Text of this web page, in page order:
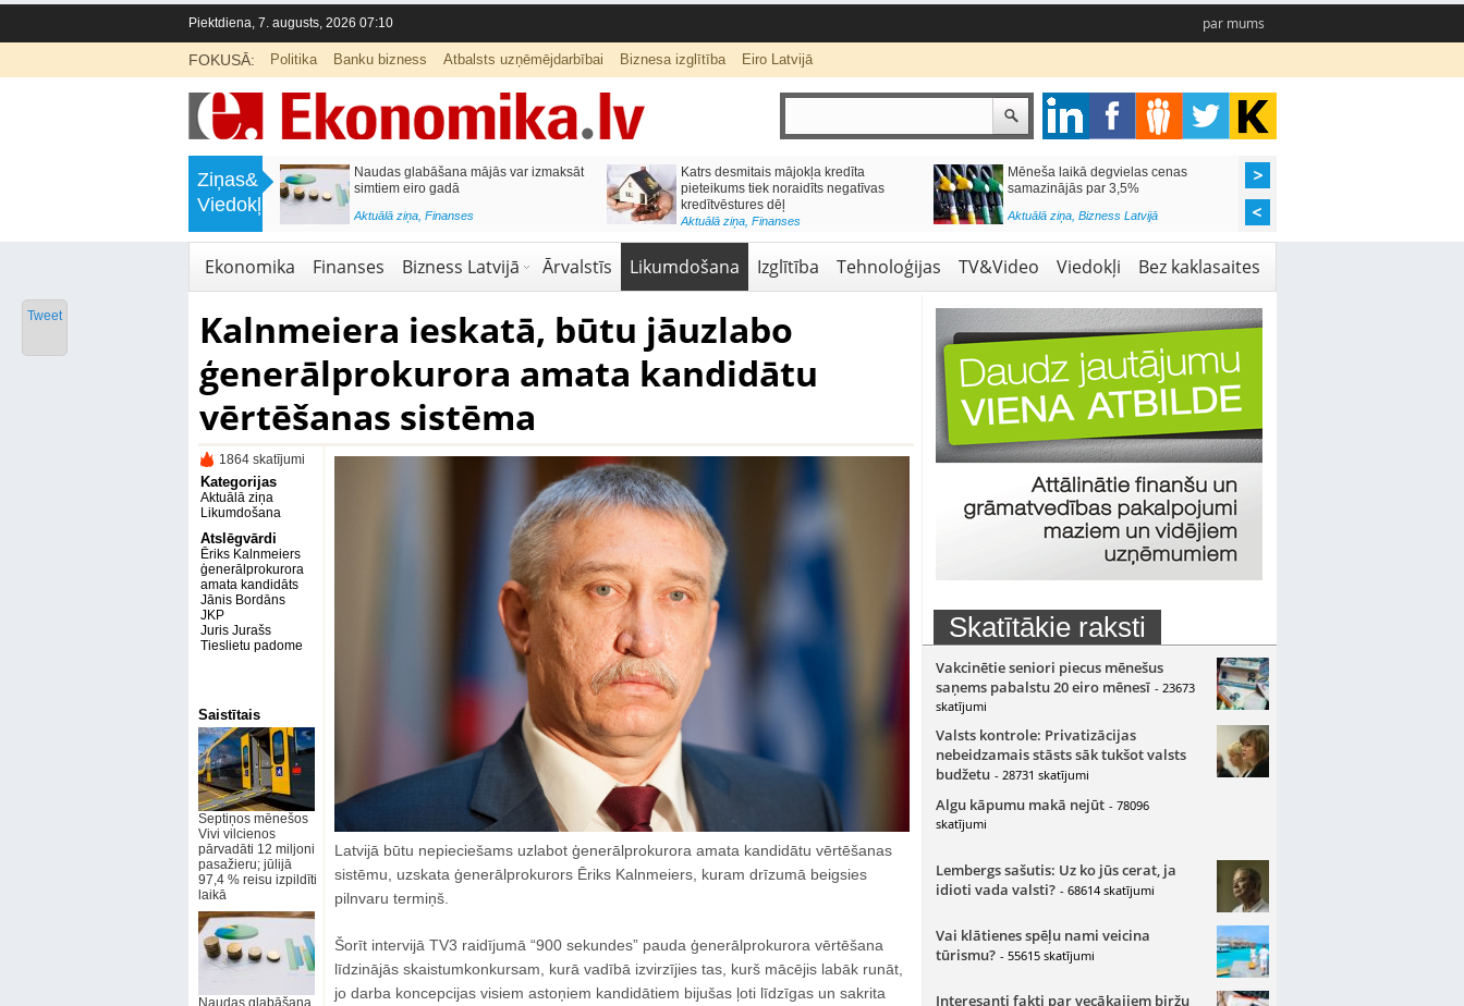
Piektdiena, 7. augusts, 2026 07:10 par mums
FOKUSĀ: Politika Banku bizness Atbalsts uzņēmējdarbībai Biznesa izglītība Eiro Latvijā
Ziņas&
Viedokļi
Septiņos mēnešos Vivi vilcienos
pārvadāti 12 miljoni pasažieru; jūlijā
Naudas glabāšana mājās var izmaksāt
simtiem eiro gadā
Aktuālā ziņa, Finanses
Katrs desmitais mājokļa kredīta
pieteikums tiek noraidīts negatīvas
kredītvēstures dēļ
Aktuālā ziņa, Finanses
Mēneša laikā degvielas cenas
samazinājās par 3,5%
Aktuālā ziņa, Bizness Latvijā
Ekonomika Finanses Bizness Latvijā Ārvalstīs Likumdošana Izglītība Tehnoloģijas TV&Video Viedokļi Bez kaklasaites
Kalnmeiera ieskatā, būtu jāuzlabo
ģenerālprokurora amata kandidātu
vērtēšanas sistēma
1864 skatījumi
Kategorijas
Aktuālā ziņa
Likumdošana
Atslēgvārdi
Ēriks Kalnmeiers
ģenerālprokurora
amata kandidāts
Jānis Bordāns
JKP
Juris Jurašs
Tieslietu padome
Saistītais
Septiņos mēnešos
Vivi vilcienos
pārvadāti 12 miljoni
pasažieru; jūlijā
97,4 % reisu izpildīti
laikā
Naudas glabāšana
Latvijā būtu nepieciešams uzlabot ģenerālprokurora amata kandidātu vērtēšanas
sistēmu, uzskata ģenerālprokurors Ēriks Kalnmeiers, kuram drīzumā beigsies
pilnvaru termiņš.
Šorīt intervijā TV3 raidījumā “900 sekundes” pauda ģenerālprokurora vērtēšana
līdzinājās skaistumkonkursam, kurā vadībā izvirzījies tas, kurš mācējis labāk runāt,
jo darba koncepcijas visiem astoņiem kandidātiem bijušas ļoti līdzīgas un sakrita
Skatītākie raksti
Vakcinētie seniori piecus mēnešus
saņems pabalstu 20 eiro mēnesī - 23673
skatījumi
Valsts kontrole: Privatizācijas
nebeidzamais stāsts sāk tukšot valsts
budžetu - 28731 skatījumi
Algu kāpumu makā nejūt - 78096
skatījumi
Lembergs sašutis: Uz ko jūs cerat, ja
idioti vada valsti? - 68614 skatījumi
Vai klātienes spēļu nami veicina
tūrismu? - 55615 skatījumi
Interesanti fakti par vecākajiem biržu
Tweet